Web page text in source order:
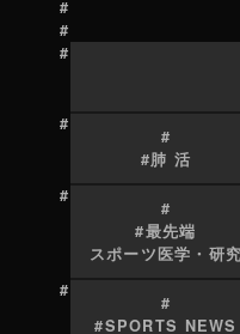
肺 活
最先端
スポーツ医学・研究
SPORTS NEWS